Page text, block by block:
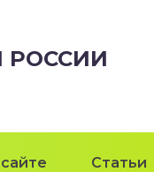
Статьи